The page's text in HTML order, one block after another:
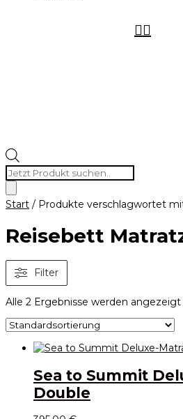
Products
search

Start / Produkte verschlagwortet
Reisebett
Filter
Alle 2 Ergebnisse werden angezeigt
Sea to Summit
Double